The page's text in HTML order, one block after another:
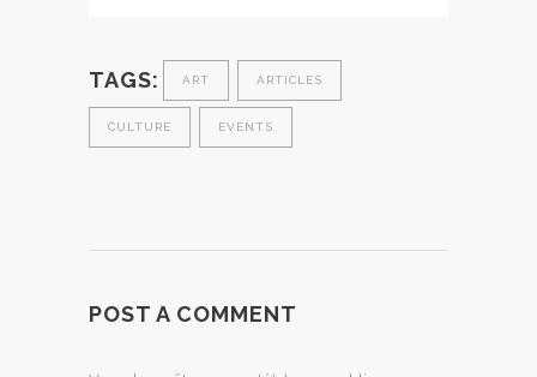
TAGS: ART ARTICLES
CULTURE EVENTS
POST A COMMENT